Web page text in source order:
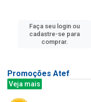
Faça seu login ou
cadastre-se para
comprar.
Promoções Atef
Veja mais